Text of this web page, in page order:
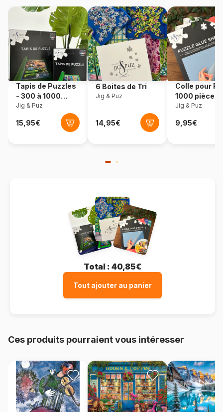
Référence Eurographics-6000-0798
EAN 628136607988
Nombre de pièces 1000 pièces
Dimensions 67 x 49 cm
Tapis de Puzzles
- 300 à 1000
pièces
Jig & Puz
6 Boites de Tri
Jig & Puz
Colle pour
1000 pièces
Jig & Puz
Total : 40,85€
Tout ajouter au panier
Ces produits pourraient vous intéresser